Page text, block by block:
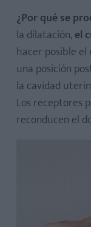
¿Por qué se
la dilatación,el
hacer posible
una posición
la cavidad
Los receptores
reconducen el